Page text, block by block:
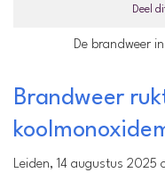
Deel
De brandweer
Brandweer
Leiden, 14 augustus 2025